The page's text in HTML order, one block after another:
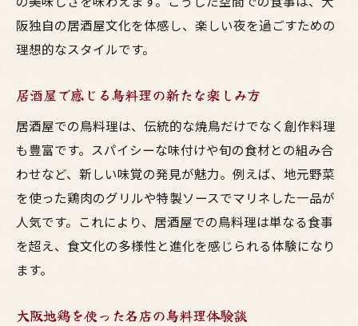
阪独自の居酒屋文化を体感し、楽しい夜を過ごすための
理想的なスタイルです。
居酒屋で感じる鳥料理の新たな楽しみ方
居酒屋での鳥料理は、伝統的な焼鳥だけでなく創作料理
も豊富です。スパイシーな味付けや旬の食材との組み合
わせなど、新しい味覚の発見が魅力。例えば、地元野菜
を使った鶏肉のグリルや特製ソースでマリネした一品が
人気です。これにより、居酒屋での鳥料理は単なる食事
を超え、食文化の多様性と進化を感じられる体験になり
ます。
大阪地鶏を使った名店の鳥料理体験談